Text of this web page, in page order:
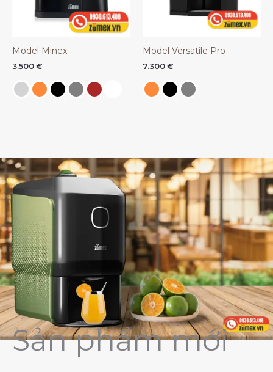
Model Minex
3.500 €
Model Versatile Pro
7.300 €
Sản phẩm mới